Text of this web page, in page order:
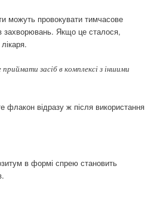
можуть провокувати тимчасове
захворювань. Якщо це сталося,
засіб в комплексі з іншими
флакон відразу ж після використання
в формі спрею становить